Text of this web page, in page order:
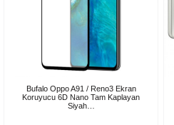
Bufalo Oppo A91 / Reno3 Ekran
Koruyucu 6D Nano Tam Kaplayan
Siyah…